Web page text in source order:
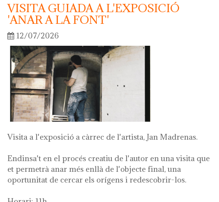
VISITA GUIADA A L'EXPOSICIÓ
'ANAR A LA FONT'
12/07/2026
Visita a l'exposició a càrrec de l'artista, Jan Madrenas.
Endinsa't en el procés creatiu de l'autor en una visita que
et permetrà anar més enllà de l'objecte final, una
oportunitat de cercar els orígens i redescobrir-los.